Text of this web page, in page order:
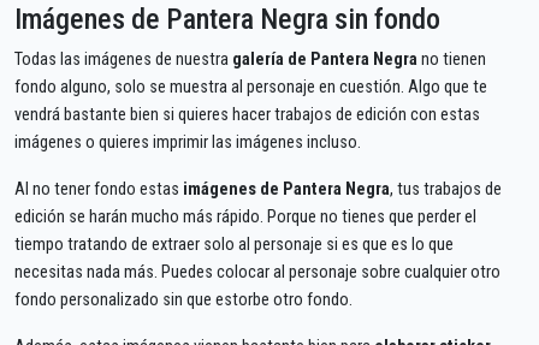
Imágenes de Pantera Negra sin fondo
Todas las imágenes de nuestra galería de Pantera Negra no tienen
fondo alguno, solo se muestra al personaje en cuestión. Algo que te
vendrá bastante bien si quieres hacer trabajos de edición con estas
imágenes o quieres imprimir las imágenes incluso.
Al no tener fondo estas imágenes de Pantera Negra, tus trabajos de
edición se harán mucho más rápido. Porque no tienes que perder el
tiempo tratando de extraer solo al personaje si es que es lo que
necesitas nada más. Puedes colocar al personaje sobre cualquier otro
fondo personalizado sin que estorbe otro fondo.